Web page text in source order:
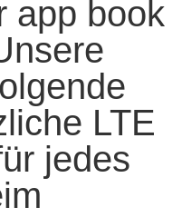
app book
LTE
jedes